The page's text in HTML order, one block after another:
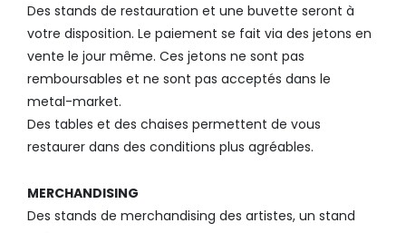
Des stands de restauration et une buvette seront à
votre disposition. Le paiement se fait via des jetons en
vente le jour même. Ces jetons ne sont pas
remboursables et ne sont pas acceptés dans le
metal-market.
Des tables et des chaises permettent de vous
restaurer dans des conditions plus agréables.
MERCHANDISING
Des stands de merchandising des artistes, un stand